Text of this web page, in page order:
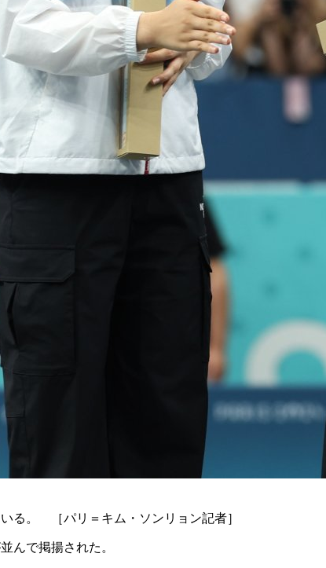
る。 ［パリ＝キム・ソンリョン記者］
んで掲揚された。